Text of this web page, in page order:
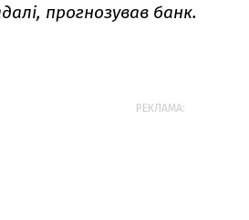
прогнозував банк.
РЕКЛАМА: